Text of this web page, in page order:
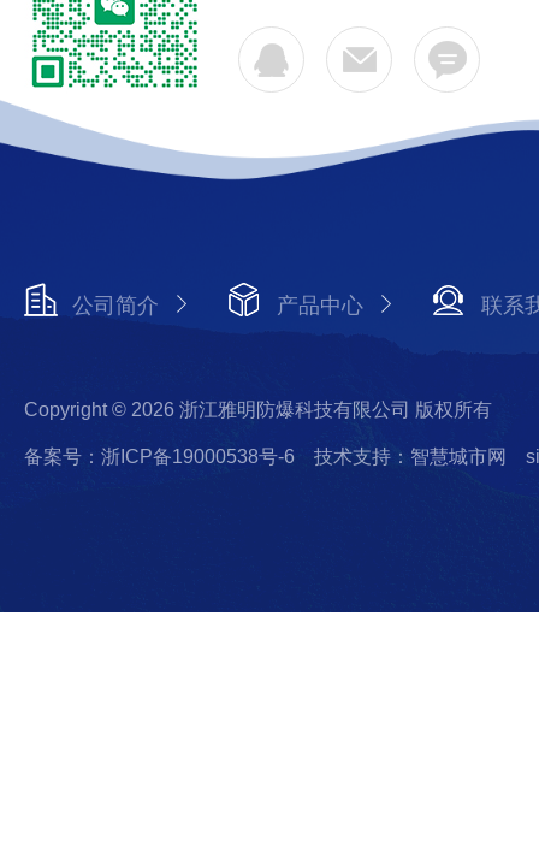
公司简介 产品中心 联系
Copyright © 2026 浙江雅明防爆科技有限公司 版权所有
备案号：浙ICP备19000538号-6 技术支持：智慧城市网